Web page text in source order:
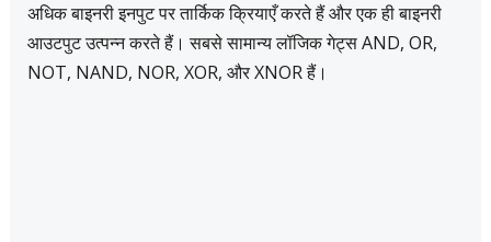
अधिक बाइनरी इनपुट पर तार्किक क्रियाएँ करते हैं और एक ही बाइनरी
आउटपुट उत्पन्न करते हैं। सबसे सामान्य लॉजिक गेट्स AND, OR,
NOT, NAND, NOR, XOR, और XNOR हैं।